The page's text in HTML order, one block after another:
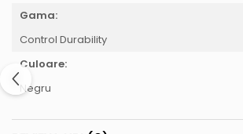
Gama:
Control Durability
Culoare:
Negru